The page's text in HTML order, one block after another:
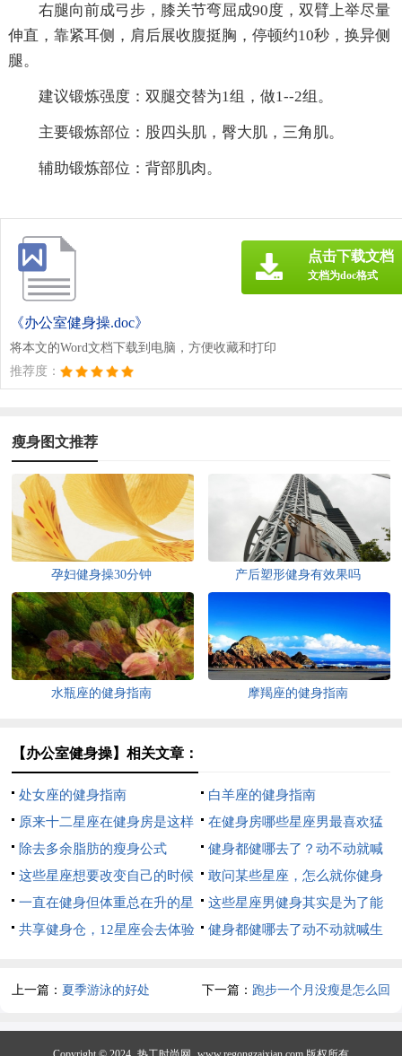
右腿向前成弓步，膝关节弯屈成90度，双臂上举尽量
伸直，靠紧耳侧，肩后展收腹挺胸，停顿约10秒，换异侧
腿。
建议锻炼强度：双腿交替为1组，做1--2组。
主要锻炼部位：股四头肌，臀大肌，三角肌。
辅助锻炼部位：背部肌肉。
《办公室健身操.doc》
将本文的Word文档下载到电脑，方便收藏和打印
推荐度：
点击下载文档
文档为doc格式
瘦身图文推荐
孕妇健身操30分钟 产后塑形健身有效果吗
水瓶座的健身指南 摩羯座的健身指南
【办公室健身操】相关文章：
处女座的健身指南
白羊座的健身指南
原来十二星座在健身房是这样
的状态
在健身房哪些星座男最喜欢猛
练肌肉
除去多余脂肪的瘦身公式
健身都健哪去了？动不动就喊
生病的星座
这些星座想要改变自己的时候
就开始健身
敢问某些星座，怎么就你健身
比别人难？
一直在健身但体重总在升的星
座
这些星座男健身其实是为了能
秀肌肉
共享健身仓，12星座会去体验
健身都健哪去了动不动就喊生
上一篇： 夏季游泳的好处 下一篇： 跑步一个月没瘦是怎么回